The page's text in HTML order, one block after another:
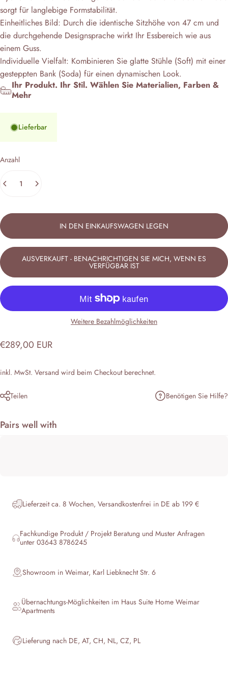
sorgt für langlebige Formstabilität.
Einheitliches Bild: Durch die identische Sitzhöhe von 47 cm und
die durchgehende Designsprache wirkt Ihr Essbereich wie aus
einem Guss.
Individuelle Vielfalt: Kombinieren Sie glatte Stühle (Soft) mit einer
gesteppten Bank (Soda) für einen dynamischen Look.
Ihr Produkt. Ihr Stil. Wählen Sie Materialien, Farben &
Mehr
Lieferbar
Anzahl
IN DEN EINKAUFSWAGEN LEGEN
AUSVERKAUFT - BENACHRICHTIGEN SIE MICH, WENN ES
VERFÜGBAR IST
Weitere Bezahlmöglichkeiten
€289,00 EUR
inkl. MwSt. Versand wird beim Checkout berechnet.
Teilen Benötigen Sie Hilfe?
Pairs well with
Lieferzeit ca. 8 Wochen, Versandkostenfrei in DE ab 199 €
Fachkundige Produkt / Projekt Beratung und Muster Anfragen
unter 03643 8786245
Showroom in Weimar, Karl Liebknecht Str. 6
Übernachtungs-Möglichkeiten im HausSuite Home Weimar
Apartments
Lieferung nach DE, AT, CH, NL, CZ, PL